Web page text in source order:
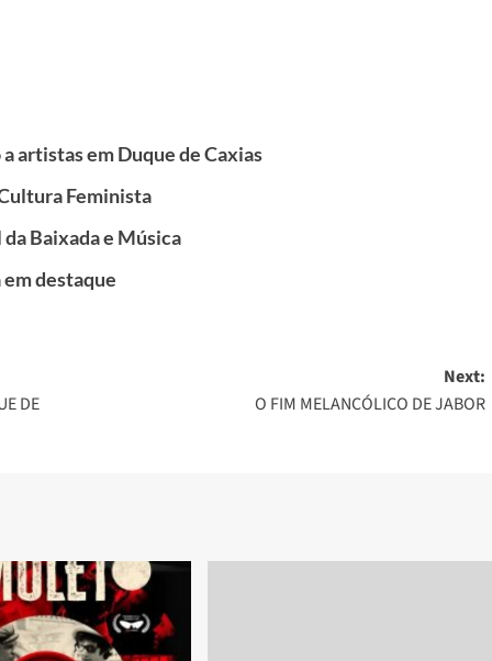
artistas em Duque de Caxias
Feminista
Baixada e Música
destaque
DE
Next:
O FIM MELANCÓLICO DE JABOR